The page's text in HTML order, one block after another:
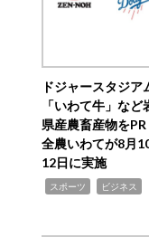
ドジャースタジア
「いわて牛」など
県産農畜産物を
全農いわてが8月
12日に実施
スポーツ ビジネス